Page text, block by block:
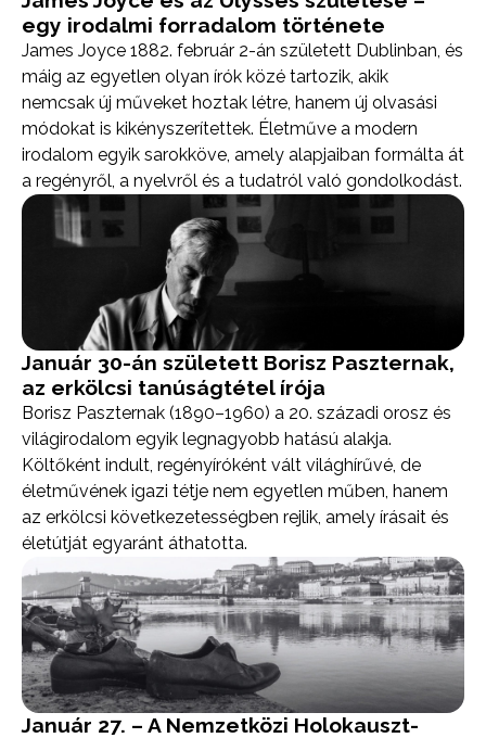
egy irodalmi forradalom története
James Joyce 1882. február 2-án született Dublinban, és
máig az egyetlen olyan írók közé tartozik, akik
nemcsak új műveket hoztak létre, hanem új olvasási
módokat is kikényszerítettek. Életműve a modern
irodalom egyik sarokköve, amely alapjaiban formálta át
a regényről, a nyelvről és a tudatról való gondolkodást.
Január 30-án született Borisz Paszternak,
az erkölcsi tanúságtétel írója
Borisz Paszternak (1890–1960) a 20. századi orosz és
világirodalom egyik legnagyobb hatású alakja.
Költőként indult, regényíróként vált világhírűvé, de
életművének igazi tétje nem egyetlen műben, hanem
az erkölcsi következetességben rejlik, amely írásait és
életútját egyaránt áthatotta.
Január 27. – A Nemzetközi Holokauszt-